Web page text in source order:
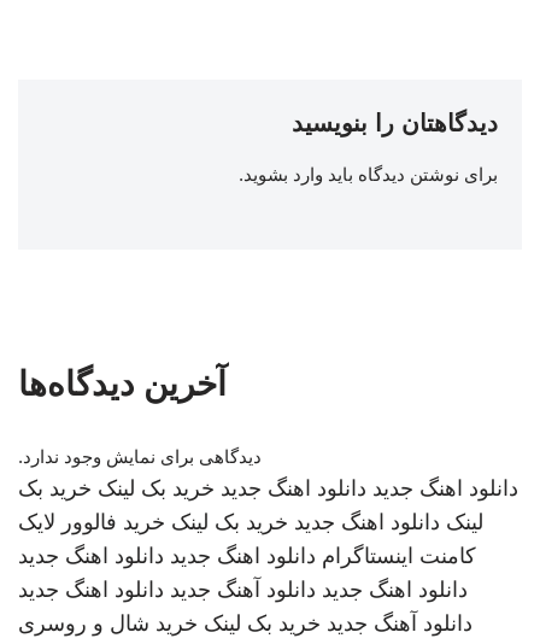
دیدگاهتان را بنویسید
برای نوشتن دیدگاه باید وارد بشوید.
آخرین دیدگاه‌ها
دیدگاهی برای نمایش وجود ندارد.
دانلود اهنگ جدید دانلود اهنگ جدید خرید بک لینک خرید بک
لینک دانلود اهنگ جدید خرید بک لینک خرید فالوور لایک
کامنت اینستاگرام دانلود اهنگ جدید دانلود اهنگ جدید
دانلود اهنگ جدید دانلود آهنگ جدید دانلود اهنگ جدید
دانلود آهنگ جدید خرید بک لینک خرید شال و روسری